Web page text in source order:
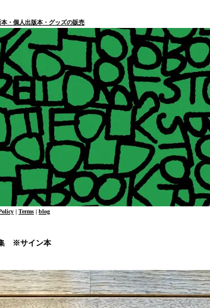
・個人出版本・グッズの販売
| Terms | blog
※サイン本